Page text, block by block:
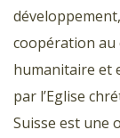
coopération au
humanitaire et
par l’Eglise
Suisse est une